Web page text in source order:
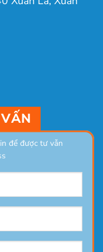
để được tư vẫn